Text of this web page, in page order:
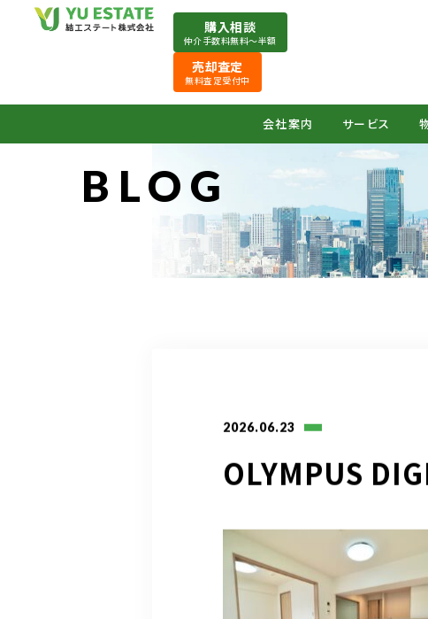
購入相談
仲介手数料無料〜半額
売却査定
無料査定受付中
会社案内 サービス
BLOG
2026.06.23
OLYMPUS